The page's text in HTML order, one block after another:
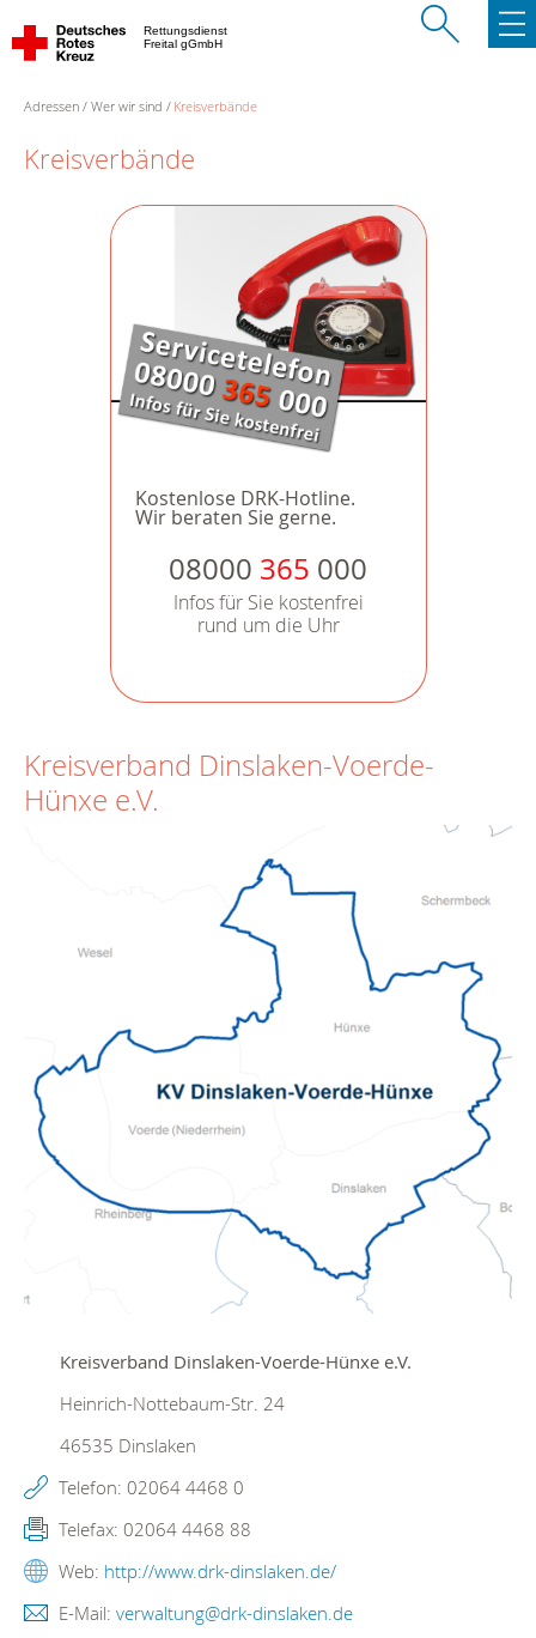
Rettungsdienst
Freital gGmbH
Adressen Wer wir sind Kreisverbände
Kreisverbände
Kostenlose DRK-Hotline.
Wir beraten Sie gerne.
08000 365 000
Infos für Sie kostenfrei
rund um die Uhr
Kreisverband Dinslaken-Voerde-
Hünxe e.V.
Kreisverband Dinslaken-Voerde-Hünxe e.V.
Heinrich-Nottebaum-Str. 24
46535 Dinslaken
Telefon: 02064 4468 0
Telefax: 02064 4468 88
Web: http://www.drk-dinslaken.de/
E-Mail: verwaltung@drk-dinslaken.de